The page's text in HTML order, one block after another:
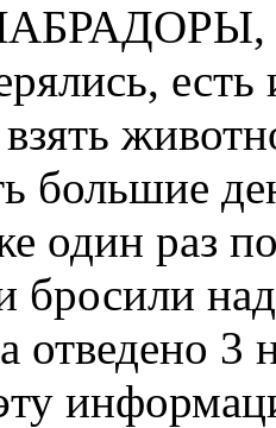
большие
один раз
бросили
отведено 3